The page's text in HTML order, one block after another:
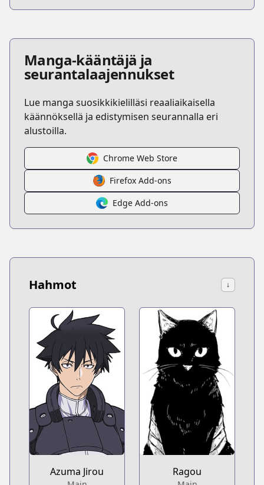
Manga-kääntäjä ja
seurantalaajennukset
Lue manga suosikkikielilläsi reaaliaikaisella
käännöksellä ja edistymisen seurannalla eri
alustoilla.
Chrome Web Store
Firefox Add-ons
Edge Add-ons
Hahmot ↓
Azuma Jirou Ragou